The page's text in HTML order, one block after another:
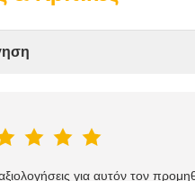
για αυτόν τον